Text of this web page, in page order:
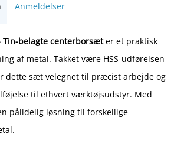
Anmeldelser
Tin-belagte centerborsæter et praktisk
af metal. Takket være HSS-udførelsen
dette sæt velegnet til præcist arbejde og
til ethvert værktøjsudstyr. Med
pålidelig løsning til forskellige